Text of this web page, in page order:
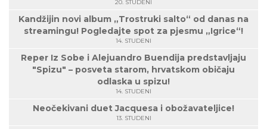
20. STUDENI
Kandžijin novi album „Trostruki salto“ od danas na
streamingu! Pogledajte spot za pjesmu „Igrice“!
14. STUDENI
Reper Iz Sobe i Alejuandro Buendija predstavljaju
"Spizu" – posveta starom, hrvatskom običaju
odlaska u spizu!
14. STUDENI
Neočekivani duet Jacquesa i obožavateljice!
13. STUDENI